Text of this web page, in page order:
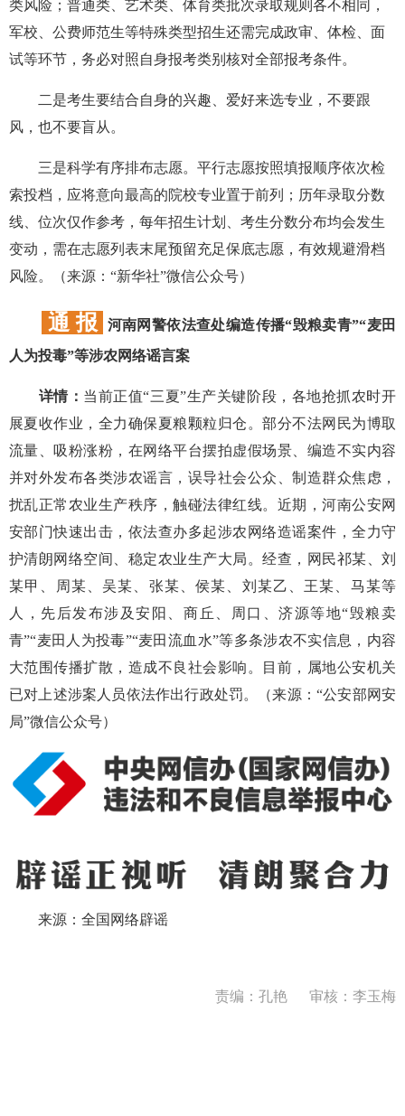
类风险；普通类、艺术类、体育类批次录取规则各不相同，
军校、公费师范生等特殊类型招生还需完成政审、体检、面
试等环节，务必对照自身报考类别核对全部报考条件。
二是考生要结合自身的兴趣、爱好来选专业，不要跟
风，也不要盲从。
三是科学有序排布志愿。平行志愿按照填报顺序依次检
索投档，应将意向最高的院校专业置于前列；历年录取分数
线、位次仅作参考，每年招生计划、考生分数分布均会发生
变动，需在志愿列表末尾预留充足保底志愿，有效规避滑档
风险。（来源：“新华社”微信公众号）
通 报
河南网警依法查处编造传播“毁粮卖青”“麦田
人为投毒”等涉农网络谣言案
详情： 当前正值“三夏”生产关键阶段，各地抢抓农时开
展夏收作业，全力确保夏粮颗粒归仓。部分不法网民为博取
流量、吸粉涨粉，在网络平台摆拍虚假场景、编造不实内容
并对外发布各类涉农谣言，误导社会公众、制造群众焦虑，
扰乱正常农业生产秩序，触碰法律红线。近期，河南公安网
安部门快速出击，依法查办多起涉农网络造谣案件，全力守
护清朗网络空间、稳定农业生产大局。经查，网民祁某、刘
某甲、周某、吴某、张某、侯某、刘某乙、王某、马某等
人，先后发布涉及安阳、商丘、周口、济源等地“毁粮卖
青”“麦田人为投毒”“麦田流血水”等多条涉农不实信息，内容
大范围传播扩散，造成不良社会影响。目前，属地公安机关
已对上述涉案人员依法作出行政处罚。（来源：“公安部网安
局”微信公众号）
来源：全国网络辟谣
责编：孔艳 审核：李玉梅